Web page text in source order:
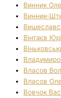
Винник
Винник-
Вінтаєв
Власов
Власов
Вовчок